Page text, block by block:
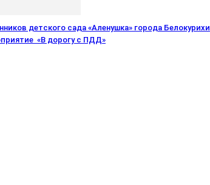
детского сада «Аленушка» города Белокурихи
«В дорогу с ПДД»